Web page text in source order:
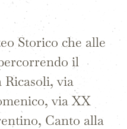
Storico che alle
il
Ricasoli, via
via XX
Canto alla